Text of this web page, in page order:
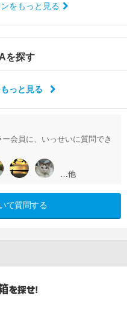
をもっと見る
を探す
っと見る
会員に、いっせいに質問でき
…他
て質問する